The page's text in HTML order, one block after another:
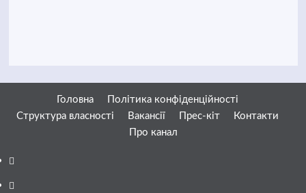
Головна
Політика конфіденційності
Структура власності
Вакансії Прес-кіт
Контакти
Про канал
Facebook
YouTube